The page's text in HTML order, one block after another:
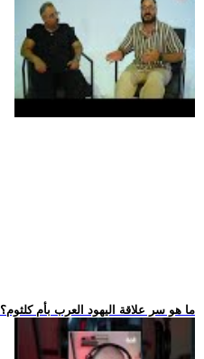
.. ما هو سر علاقة اليهود العرب بأم كلثوم؟